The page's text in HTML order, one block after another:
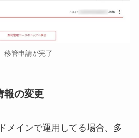
移管申請が完了
報の変更
メインで運用してる場合、多